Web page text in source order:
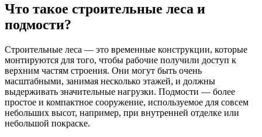
Что такое строительные леса и
подмости?
Строительные леса — это временные конструкции, которые
монтируются для того, чтобы рабочие получили доступ к
верхним частям строения. Они могут быть очень
масштабными, занимая несколько этажей, и должны
выдерживать значительные нагрузки. Подмости — более
простое и компактное сооружение, используемое для совсем
небольших высот, например, при внутренней отделке или
небольшой покраске.